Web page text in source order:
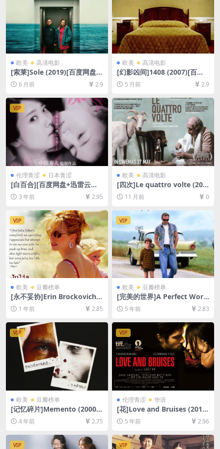
欧美 高清电影
[索莱]Sole (2019)[百度网盘
+夸克网盘1080P超清未删减
资源][网盘在线播放/下载][MP
4/6.6GB][中文字幕]
6 月前 2.9
欧美 高清电影
[幻影凶间]1408 (2007)[百度
网盘+夸克网盘1080P超清未
删减资源][网盘在线播放/下
载][MP4/7GB][中英字幕]
5 月前 2.9
VIP
伦理青涩 日本青涩
[白百合][百度网盘+迅雷云盘
资源1080P超清未删减][MP4/
4GB][日语中字]【手机/平板无
防和谐压缩包（含解压密
码）】
3 年前 2.95
欧美 高清电影
[四次]Le quattro volte (201
0)[百度网盘+夸克网盘720P高
清未删减资源][网盘在线播放/
11 月前 0
VIP
欧美 豆瓣榜单
[永不妥协]Erin Brockovich
(2000)[百度网盘+夸克网盘10
80P超清未删减资源][网盘在
线播放/下载][MP4/9.2GB][中
英字幕]
1 年前 2.85
VIP
欧美 豆瓣榜单
[完美的世界]A Perfect Worl
d (1993)[百度网盘+迅雷云盘
资源1080P超清未删减][MP4/
9.2GB][中英字幕]
5 年前 2.83
VIP
欧美 豆瓣榜单
[记忆碎片]Memento (2000)
[百度网盘+迅雷云盘资源1080
P超清未删减][MP4/7.3GB][中
英字幕]
4 年前 2.75
VIP
伦理青涩 华语
[花]Love and Bruises (2011)
[百度网盘+迅雷云盘资源1080
P超清未删减][MP4/6.1GB][中
文字幕]【视频文件+防和谐压
缩包（含解压密码）】
5 年前 2.96
VIP VIP